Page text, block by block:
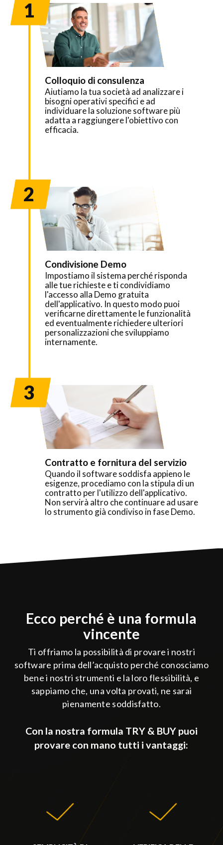
Aiutiamo la tua società ad analizzare i
bisogni operativi specifici e ad
individuare la soluzione software più
adatta a raggiungere l'obiettivo con
efficacia.
1
Colloquio di consulenza
Impostiamo il sistema perché risponda
alle tue richieste e ti condividiamo
l'accesso alla Demo gratuita
dell'applicativo. In questo modo puoi
verificarne direttamente le funzionalità
ed eventualmente richiedere ulteriori
personalizzazioni che sviluppiamo
internamente.
2
Condivisione Demo
Quando il software soddisfa appieno le
esigenze, procediamo con la stipula di un
contratto per l'utilizzo dell'applicativo.
Non servirà altro che continuare ad usare
lo strumento già condiviso in fase Demo.
3
Contratto e fornitura del servizio
Ecco perché è una formula
vincente
Ti offriamo la possibilità di provare i nostri
software prima dell’acquisto perché conosciamo
bene i nostri strumenti e la loro flessibilità, e
sappiamo che, una volta provati, ne sarai
pienamente soddisfatto.
Con la nostra formula TRY & BUY puoi
provare con mano tutti i vantaggi: